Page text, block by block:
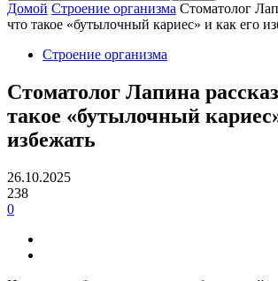
Домой Строение организма Стоматолог
что такое «бутылочный кариес» и как его
Строение организма
Стоматолог Лапина
такое «бутылочный
избежать
26.10.2025
238
0